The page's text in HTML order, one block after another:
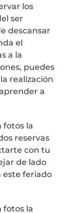
los
ser
descansar
el
a la
puedes
realización
a
fotos la
reservas
con tu
de lado
este feriado
fotos la